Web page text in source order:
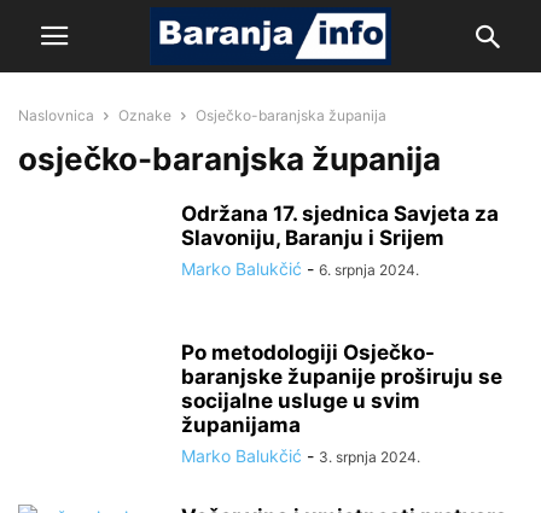
Naslovnica Oznake Osječko-baranjska županija
osječko-baranjska županija
Održana 17. sjednica Savjeta za
Slavoniju, Baranju i Srijem
Marko Balukčić - 6. srpnja 2024.
Po metodologiji Osječko-
baranjske županije proširuju se
socijalne usluge u svim
županijama
Marko Balukčić - 3. srpnja 2024.